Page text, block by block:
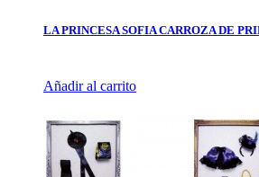
LA PRINCESA SOFIA CARROZA DE
Añadir al carrito